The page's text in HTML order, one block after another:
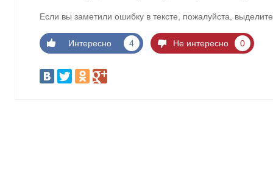
Если вы заметили ошибку в тексте, пожалуйста,
Интересно 4 Не интересно 0